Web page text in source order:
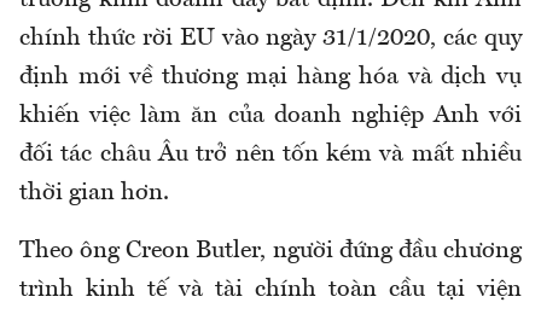
chính thức rời EU vào ngày 31/1/2020, các quy
định mới về thương mại hàng hóa và dịch vụ
khiến việc làm ăn của doanh nghiệp Anh với
đối tác châu Âu trở nên tốn kém và mất nhiều
thời gian hơn.
Theo ông Creon Butler, người đứng đầu chương
trình kinh tế và tài chính toàn cầu tại viện